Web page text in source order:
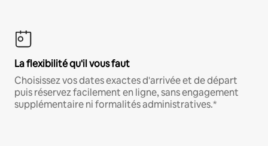
La flexibilité qu'il vous faut
Choisissez vos dates exactes d'arrivée et de départ
puis réservez facilement en ligne, sans engagement
supplémentaire ni formalités administratives.*